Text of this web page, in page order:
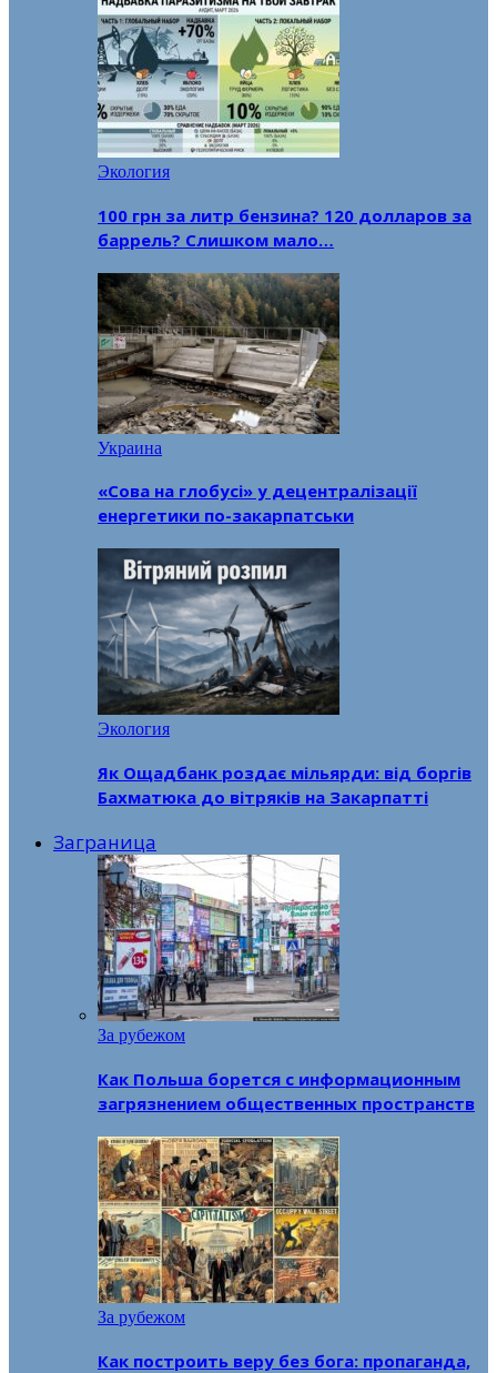
Экология
100 грн за литр бензина? 120 долларов за
баррель? Слишком мало…
Украина
«Сова на глобусі» у децентралізації
енергетики по-закарпатськи
Экология
Як Ощадбанк роздає мільярди: від боргів
Бахматюка до вітряків на Закарпатті
Заграница
За рубежом
Как Польша борется с информационным
загрязнением общественных пространств
За рубежом
Как построить веру без бога: пропаганда,